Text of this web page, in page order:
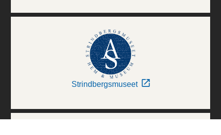
Strindbergsmuseet